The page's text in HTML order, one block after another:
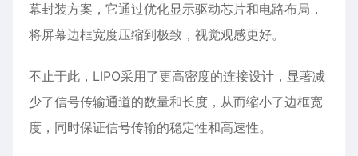
幕封装方案，它通过优化显示驱动芯片和电路布局，
将屏幕边框宽度压缩到极致，视觉观感更好。
不止于此，LIPO采用了更高密度的连接设计，显著减
少了信号传输通道的数量和长度，从而缩小了边框宽
度，同时保证信号传输的稳定性和高速性。